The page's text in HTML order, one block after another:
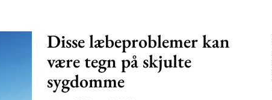
Disse læbeproblemer kan
være tegn på skjulte
sygdomme